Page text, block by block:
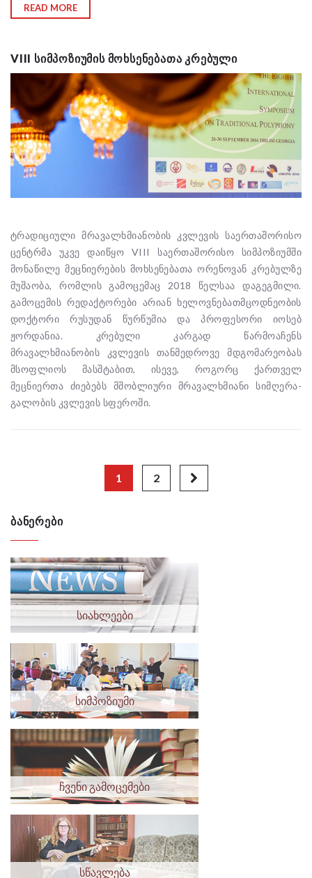
READ MORE
VIII ᲡᲘᲛᲞᲝᲖᲘᲣᲛᲘᲡ ᲛᲝᲮᲡᲔᲜᲔᲑᲐᲗᲐ ᲙᲠᲔᲑᲣᲚᲘ
ტრადიციული მრავალხმიანობის კვლევის საერთაშორისო
ცენტრმა უკვე დაიწყო VIII საერთაშორისო სიმპოზიუმში
მონაწილე მეცნიერების მოხსენებათა ორენოვან კრებულზე
მუშაობა, რომლის გამოცემაც 2018 წელსაა დაგეგმილი.
გამოცემის რედაქტორები არიან ხელოვნებათმცოდნეობის
დოქტორი რუსუდან წურწუმია და პროფესორი იოსებ
ჟორდანია. კრებული კარგად წარმოაჩენს
მრავალხმიანობის კვლევის თანმედროვე მდგომარეობას
მსოფლიოს მასშტაბით, ისევე, როგორც ქართველ
მეცნიერთა ძიებებს მშობლიური მრავალხმიანი სიმღერა-
გალობის კვლევის სფეროში.
1 2
ᲑᲐᲜᲔᲠᲔᲑᲘ
სიახლეები
სიმპოზიუმი
ჩვენი გამოცემები
სწავლება